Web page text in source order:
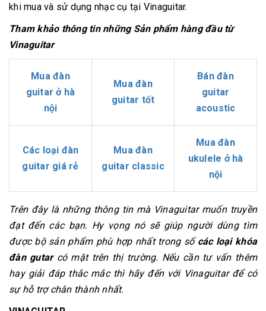
khi mua và sử dụng nhạc cụ tại Vinaguitar.
Tham khảo thông tin những Sản phẩm hàng đầu từ
Vinaguitar
Mua đàn
guitar ở hà
nội
Mua đàn
guitar tốt
Bán đàn
guitar
acoustic
Các loại đàn
guitar giá rẻ
Mua đàn
guitar classic
Mua đàn
ukulele ở hà
nội
Trên đây là những thông tin mà Vinaguitar muốn truyền
đạt đến các bạn. Hy vọng nó sẽ giúp người dùng tìm
được bộ sản phẩm phù hợp nhất trong sốcác loại khóa
đàn gutarcó mặt trên thị trường. Nếu cần tư vấn thêm
hay giải đáp thắc mắc thì hãy đến với Vinaguitar để có
sự hỗ trợ chân thành nhất.